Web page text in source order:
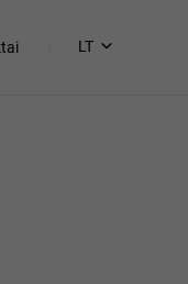
LT